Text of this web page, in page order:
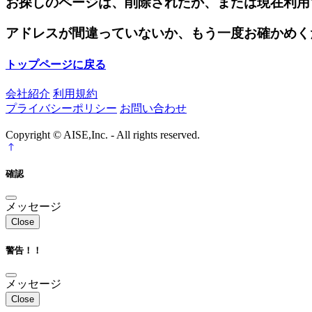
アドレスが間違っていないか、もう一度お確かめ
トップページに戻る
会社紹介 利用規約
プライバシーポリシー お問い合わせ
Copyright © AISE,Inc. - All rights reserved.
確認
メッセージ
Close
警告！！
メッセージ
Close